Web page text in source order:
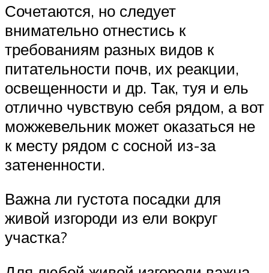
Сочетаются, но следует
внимательно отнестись к
требованиям разных видов к
питательности почв, их реакции,
освещенности и др. Так, туя и ель
отлично чувствую себя рядом, а вот
можжевельник может оказаться не
к месту рядом с сосной из-за
затененности.
Важна ли густота посадки для
живой изгороди из ели вокруг
участка?